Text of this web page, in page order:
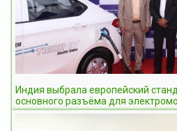
Индия выбрала европейский
основного разъёма для